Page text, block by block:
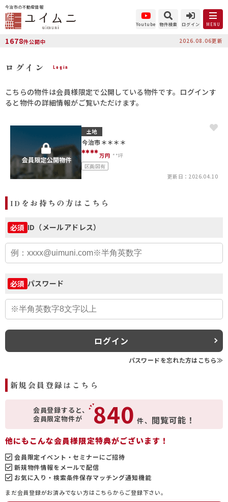
今治市の不動産情報
Youtube 物件検索 ログイン MENU
1678件公開中 2026.08.06更新
ログイン Login
こちらの物件は会員様限定で公開している物件です。ログインす
ると物件の詳細情報がご覧いただけます。
土地
今治市＊＊＊＊
****万円 **坪
区画図有
更新日：2026.04.10
IDをお持ちの方はこちら
必須 ID（メールアドレス）
必須 パスワード
ログイン
パスワードを忘れた方はこちら≫
新規会員登録はこちら
会員登録すると、
会員限定物件が
840 件、 閲覧可能！
他にもこんな会員様限定特典がございます！
会員限定イベント・セミナーにご招待
新規物件情報をメールで配信
お気に入り・検索条件保存マッチング通知機能
まだ会員登録がお済みでない方はこちらからご登録下さい。